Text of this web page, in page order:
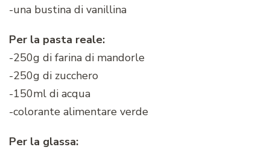
-una bustina di vanillina
Per la pasta reale:
-250g di farina di mandorle
-250g di zucchero
-150ml di acqua
-colorante alimentare verde
Per la glassa: